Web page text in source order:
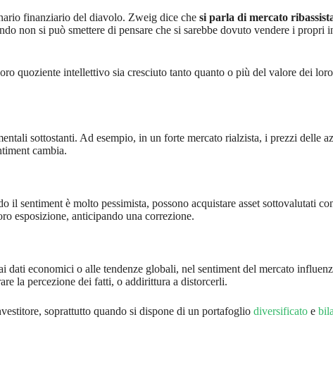
finanziario del diavolo. Zweig dice che si parla di mercato
non si può smettere di pensare che si sarebbe dovuto vendere i propri
quoziente intellettivo sia cresciuto tanto quanto o più del valore dei
sottostanti. Ad esempio, in un forte mercato rialzista, i prezzi delle
cambia.
sentiment è molto pessimista, possono acquistare asset sottovalutati
esposizione, anticipando una correzione.
economici o alle tendenze globali, nel sentiment del mercato
la percezione dei fatti, o addirittura a distorcerli.
soprattutto quando si dispone di un portafoglio diversificato e